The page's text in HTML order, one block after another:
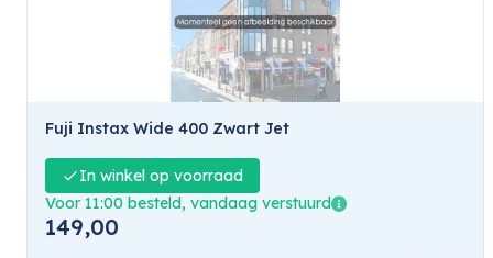
Fuji Instax Wide 400 Zwart Jet
In winkel op voorraad
Voor 11:00 besteld, vandaag verstuurd
149,00